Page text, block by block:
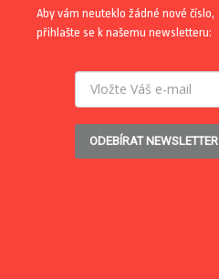
Aby vám neuteklo žádné nové číslo,
přihlašte se k našemu newsletteru:
ODEBÍRAT NEWSLETTER